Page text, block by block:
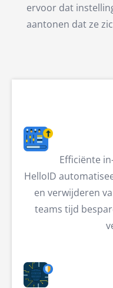
ervoor dat
aantonen dat ze
Efficiënte
HelloID
en verwijderen
teams tijd